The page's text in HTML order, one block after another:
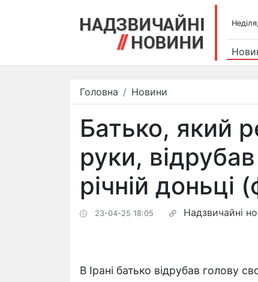
Головна Новини
Батько, який
руки,
річній доньці
23-04-25 18:05 Надзвичайні
В Ірані батько відрубав голову